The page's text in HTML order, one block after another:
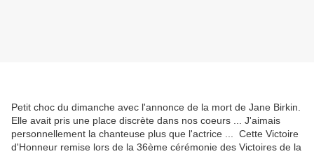
Petit choc du dimanche avec l'annonce de la mort de Jane Birkin.
Elle avait pris une place discrète dans nos coeurs ... J'aimais
personnellement la chanteuse plus que l'actrice ... Cette Victoire
d'Honneur remise lors de la 36ème cérémonie des Victoires de la